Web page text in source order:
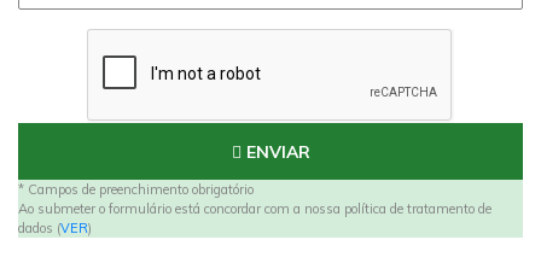
ENVIAR
* Campos de preenchimento obrigatório
Ao submeter o formulário está concordar com a nossa política de tratamento de
dados (VER)